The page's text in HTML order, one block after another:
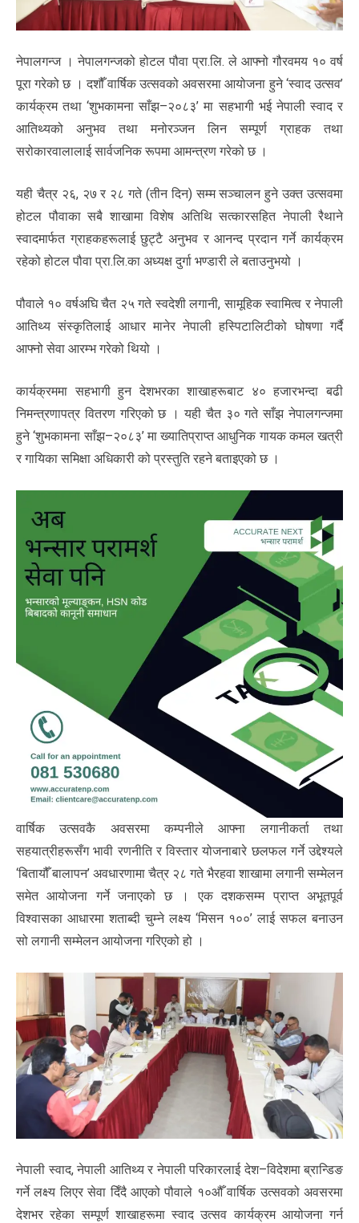
नेपालगन्ज । नेपालगन्जको होटल पौवा प्रा.लि. ले आफ्नो गौरवमय १० वर्ष
पूरा गरेको छ । दशौँ वार्षिक उत्सवको अवसरमा आयोजना हुने ‘स्वाद उत्सव’
कार्यक्रम तथा ‘शुभकामना साँझ–२०८३’ मा सहभागी भई नेपाली स्वाद र
आतिथ्यको अनुभव तथा मनोरञ्जन लिन सम्पूर्ण ग्राहक तथा
सरोकारवालालाई सार्वजनिक रूपमा आमन्त्रण गरेको छ ।
यही चैत्र २६, २७ र २८ गते (तीन दिन) सम्म सञ्चालन हुने उक्त उत्सवमा
होटल पौवाका सबै शाखामा विशेष अतिथि सत्कारसहित नेपाली रैथाने
स्वादमार्फत ग्राहकहरूलाई छुट्टै अनुभव र आनन्द प्रदान गर्ने कार्यक्रम
रहेको होटल पौवा प्रा.लि.का अध्यक्ष दुर्गा भण्डारी ले बताउनुभयो ।
पौवाले १० वर्षअघि चैत २५ गते स्वदेशी लगानी, सामूहिक स्वामित्व र नेपाली
आतिथ्य संस्कृतिलाई आधार मानेर नेपाली हस्पिटालिटीको घोषणा गर्दै
आफ्नो सेवा आरम्भ गरेको थियो ।
कार्यक्रममा सहभागी हुन देशभरका शाखाहरूबाट ४० हजारभन्दा बढी
निमन्त्रणापत्र वितरण गरिएको छ । यही चैत ३० गते साँझ नेपालगन्जमा
हुने ‘शुभकामना साँझ–२०८३’ मा ख्यातिप्राप्त आधुनिक गायक कमल खत्री
र गायिका समिक्षा अधिकारी को प्रस्तुति रहने बताइएको छ ।
वार्षिक उत्सवकै अवसरमा कम्पनीले आफ्ना लगानीकर्ता तथा
सहयात्रीहरूसँग भावी रणनीति र विस्तार योजनाबारे छलफल गर्ने उद्देश्यले
‘बितायौँ बालापन’ अवधारणामा चैत्र २८ गते भैरहवा शाखामा लगानी सम्मेलन
समेत आयोजना गर्ने जनाएको छ । एक दशकसम्म प्राप्त अभूतपूर्व
विश्वासका आधारमा शताब्दी चुम्ने लक्ष्य ‘मिसन १००’ लाई सफल बनाउन
सो लगानी सम्मेलन आयोजना गरिएको हो ।
नेपाली स्वाद, नेपाली आतिथ्य र नेपाली परिकारलाई देश–विदेशमा ब्रान्डिङ
गर्ने लक्ष्य लिएर सेवा दिँदै आएको पौवाले १०औँ वार्षिक उत्सवको अवसरमा
देशभर रहेका सम्पूर्ण शाखाहरूमा स्वाद उत्सव कार्यक्रम आयोजना गर्न